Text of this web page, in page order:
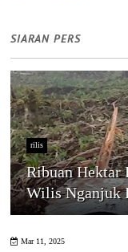
SIARAN PERS
rilis
Ribuan Hektar
Wilis Nganjuk
Mar 11, 2025